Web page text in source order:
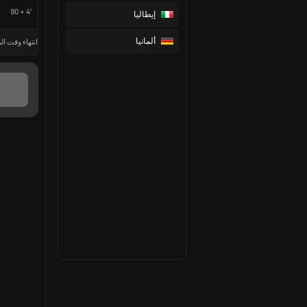
إيطاليا
ألمانيا
90 + 4'
انتهاء وقت